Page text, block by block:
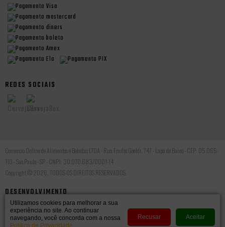
REDES SOCIAIS
Comercio Online de Alimentos e Bebidas LTDA - Rua Emilio Goeldi, 747 - Lapa de Baixo - CEP: 05.065-
110 - Sao Paulo - SP - CNPJ: 30.070.683/0001-14
Copyright © 2026, TODOS OS DIREITOS RESERVADOS.
DESENVOLVIMENTO
Utilizamos cookies para melhorar a sua
experiência no site. Ao continuar
navegando, você concorda com a nossa
Política de Privacidade
Recusar Aceitar